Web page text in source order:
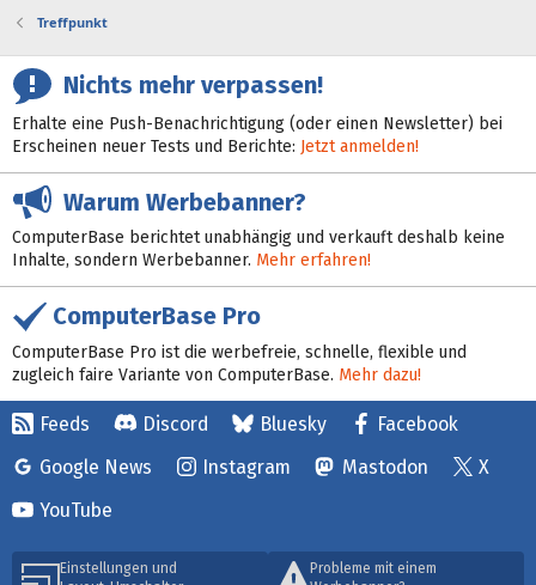
Treffpunkt
Nichts mehr verpassen!
Erhalte eine Push-Benachrichtigung (oder einen Newsletter) bei
Erscheinen neuer Tests und Berichte: Jetzt anmelden!
Warum Werbebanner?
ComputerBase berichtet unabhängig und verkauft deshalb keine
Inhalte, sondern Werbebanner. Mehr erfahren!
ComputerBase Pro
ComputerBase Pro ist die werbefreie, schnelle, flexible und
zugleich faire Variante von ComputerBase. Mehr dazu!
Feeds Discord Bluesky
Facebook
Google News
Instagram Mastodon
X
YouTube
Einstellungen und
Probleme mit einem